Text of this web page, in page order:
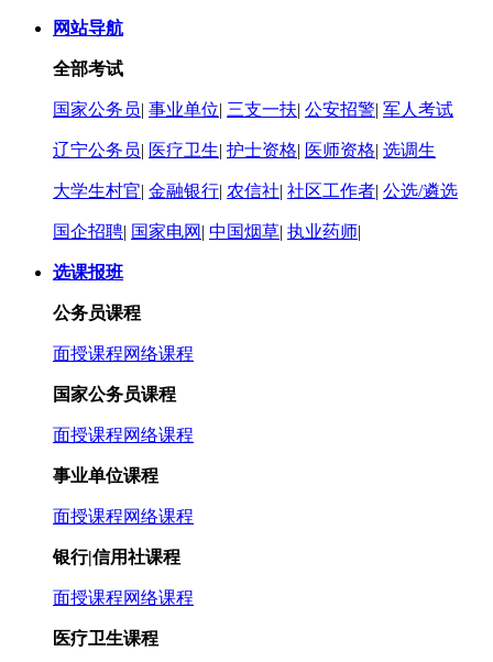
网站导航
全部考试
国家公务员| 事业单位| 三支一扶| 公安招警| 军人考试
辽宁公务员| 医疗卫生| 护士资格| 医师资格| 选调生
大学生村官| 金融银行| 农信社| 社区工作者| 公选/遴选
国企招聘| 国家电网 | 中国烟草| 执业药师|
选课报班
公务员课程
面授课程网络课程
国家公务员课程
面授课程网络课程
事业单位课程
面授课程网络课程
银行|信用社课程
面授课程网络课程
医疗卫生课程